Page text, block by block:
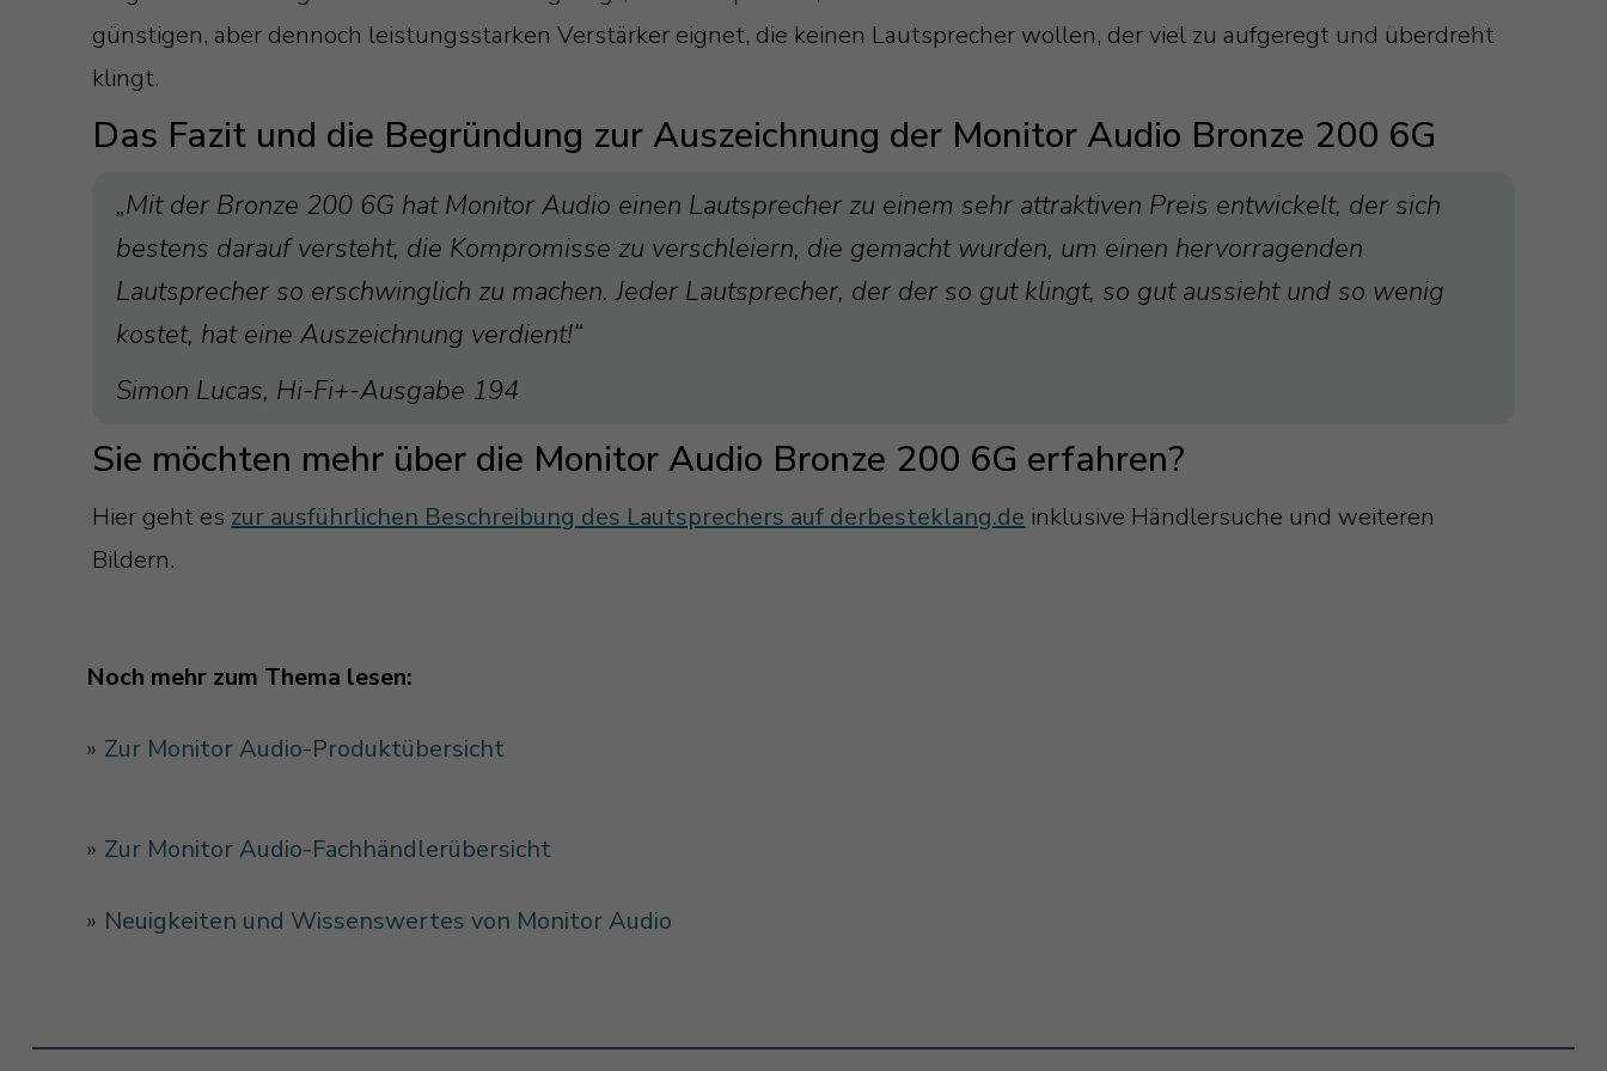
günstigen, aber dennoch leistungsstarken Verstärker eignet, die keinen Lautsprecher wollen, der viel zu aufgeregt und überdreht
klingt.
Das Fazit und die Begründung zur Auszeichnung der Monitor Audio Bronze 200 6G
„Mit der Bronze 200 6G hat Monitor Audio einen Lautsprecher zu einem sehr attraktiven Preis entwickelt, der sich
bestens darauf versteht, die Kompromisse zu verschleiern, die gemacht wurden, um einen hervorragenden
Lautsprecher so erschwinglich zu machen. Jeder Lautsprecher, der der so gut klingt, so gut aussieht und so wenig
kostet, hat eine Auszeichnung verdient!“
Simon Lucas, Hi-Fi+-Ausgabe 194
Sie möchten mehr über die Monitor Audio Bronze 200 6G erfahren?
Hier geht es zur ausführlichen Beschreibung des Lautsprechers auf derbesteklang.de inklusive Händlersuche und weiteren
Bildern.
Noch mehr zum Thema lesen:
» Zur Monitor Audio-Produktübersicht
» Zur Monitor Audio-Fachhändlerübersicht
» Neuigkeiten und Wissenswertes von Monitor Audio